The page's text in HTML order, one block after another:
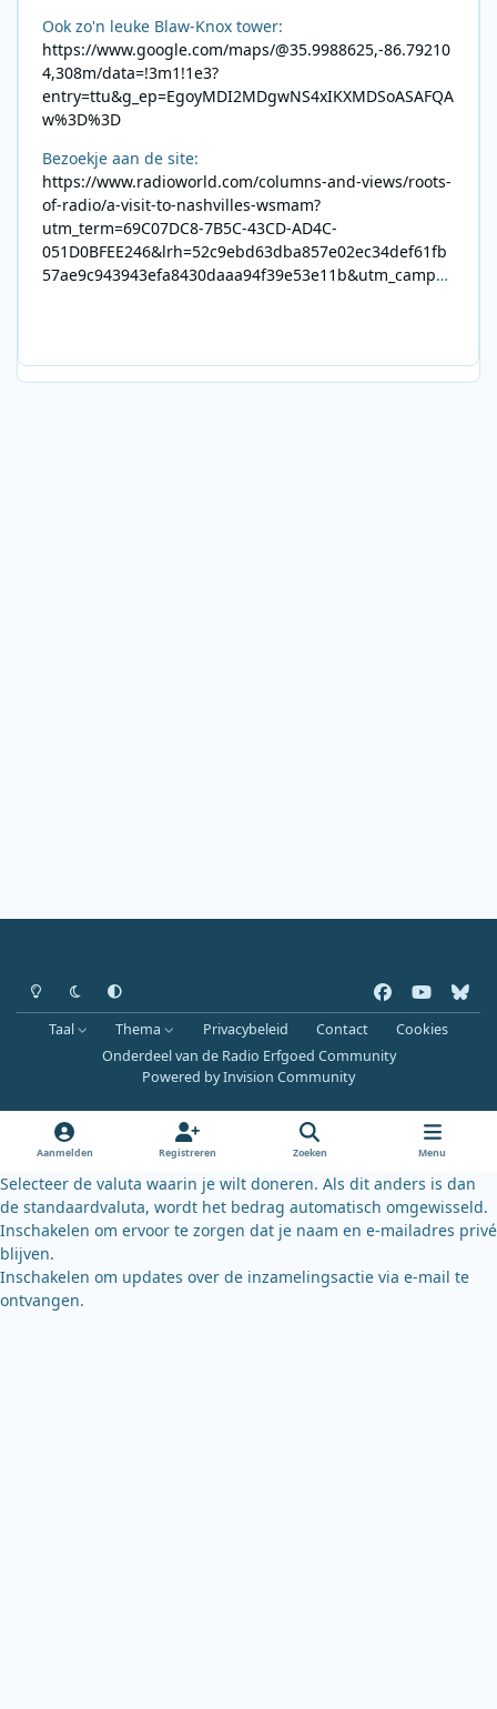
Ook zo'n leuke Blaw-Knox tower:
https://www.google.com/maps/@35.9988625,-86.79210
4,308m/data=!3m1!1e3?
entry=ttu&g_ep=EgoyMDI2MDgwNS4xIKXMDSoASAFQA
w%3D%3D
Bezoekje aan de site:
https://www.radioworld.com/columns-and-views/roots-
of-radio/a-visit-to-nashvilles-wsmam?
utm_term=69C07DC8-7B5C-43CD-AD4C-
051D0BFEE246&lrh=52c9ebd63dba857e02ec34def61fb
57ae9c943943efa8430daaa94f39e53e11b&utm_campai
8F09201A140D&utm_source=SmartBrief
Heldere modus
Donkere modus
Systeemvoorkeur
a
c
e
o
k
o
u
b
b
l
u
k
y
Taal Thema Privacybeleid Contact
Cookies
Onderdeel van de Radio Erfgoed Community
Powered byInvision Community
Aanmelden Registreren Zoeken Menu
Selecteer de valuta waarin je wilt doneren. Als dit anders is dan
de standaardvaluta, wordt het bedrag automatisch omgewisseld.
Inschakelen om ervoor te zorgen dat je naam en e-mailadres privé
blijven.
Inschakelen om updates over de inzamelingsactie via e-mail te
ontvangen.